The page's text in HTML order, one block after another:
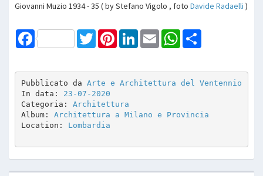
Giovanni Muzio 1934 - 35 ( by Stefano Vigolo , foto Davide Radaelli )
Facebook TwitterPinterestLinkedInEmail WhatsApp
Pubblicato da Arte e Architettura del Ventennio
In data: 23-07-2020
Categoria: Architettura
Album: Architettura a Milano e Provincia
Location: Lombardia